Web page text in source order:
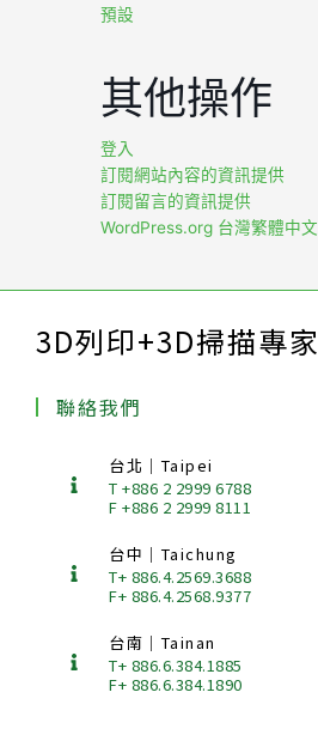
預設
其他操作
登入
訂閱網站內容的資訊提供
訂閱留言的資訊提供
WordPress.org 台灣繁體中文
3D列印+3D掃描專家
聯絡我們
台北｜Taipei
T +886 2 2999 6788
F +886 2 2999 8111
台中｜Taichung
T+ 886.4.2569.3688
F+ 886.4.2568.9377
台南｜Tainan
T+ 886.6.384.1885
F+ 886.6.384.1890